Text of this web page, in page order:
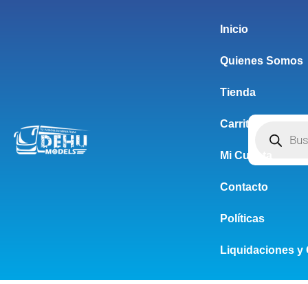
Inicio
Quienes Somos
Tienda
Carrito
Mi Cuenta
Contacto
Políticas
Liquidaciones y